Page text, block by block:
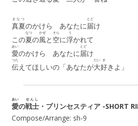
真夏
まなつ
のかけら あなたに届
とど
け
この夏
なつ
の風
かぜ
と 空
そら
に浮
う
かれて
愛
あい
のかけら あなたに届
とど
け
伝
つた
えてほしいの「あなたが大
だい
好
す
きよ」
愛
あい
の戦士
せんし
・プリンセスティア -SHORT
Compose/Arrange: sh-9